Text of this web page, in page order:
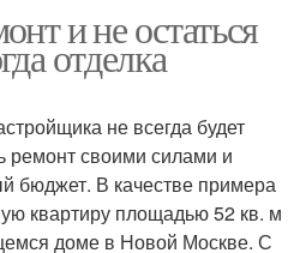
и не остаться
отделка
не всегда будет
ремонт своими силами и
бюджет. В качестве примера
квартиру площадью 52 кв. м
доме в Новой Москве. С